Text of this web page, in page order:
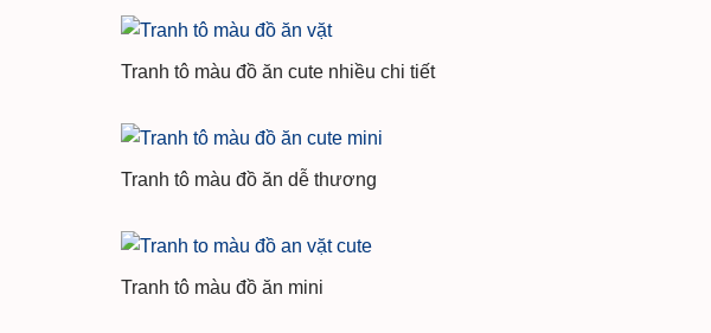
Tranh tô màu đồ ăn cute nhiều chi tiết
Tranh tô màu đồ ăn dễ thương
Tranh tô màu đồ ăn mini